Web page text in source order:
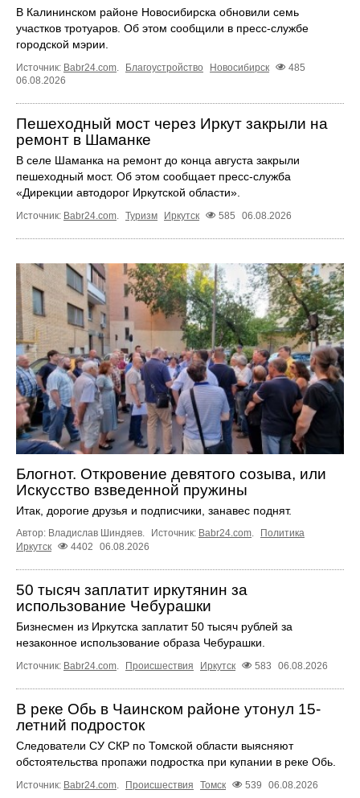
В Калининском районе Новосибирска обновили семь
участков тротуаров. Об этом сообщили в пресс-службе
городской мэрии.
Источник: Babr24.com. Благоустройство Новосибирск
485
06.08.2026
Пешеходный мост через Иркут закрыли на
ремонт в Шаманке
В селе Шаманка на ремонт до конца августа закрыли
пешеходный мост. Об этом сообщает пресс‑служба
«Дирекции автодорог Иркутской области».
Источник: Babr24.com. Туризм Иркутск 585 06.08.2026
Блогнот. Откровение девятого созыва, или
Искусство взведенной пружины
Итак, дорогие друзья и подписчики, занавес поднят.
Автор: Владислав Шиндяев. Источник: Babr24.com
Политика
Иркутск
4402 06.08.2026
50 тысяч заплатит иркутянин за
использование Чебурашки
Бизнесмен из Иркутска заплатит 50 тысяч рублей за
незаконное использование образа Чебурашки.
Источник: Babr24.com. Происшествия Иркутск 583 06.08.2026
В реке Обь в Чаинском районе утонул 15-
летний подросток
Следователи СУ СКР по Томской области выясняют
обстоятельства пропажи подростка при купании в реке Обь.
Источник: Babr24.com. Происшествия Томск 539 06.08.2026